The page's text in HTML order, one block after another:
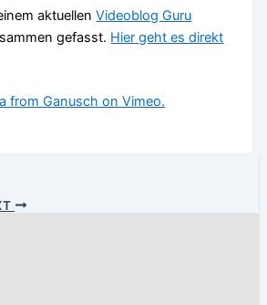
aktuellenVideoblog Guru
gefasst. Hier geht es direkt
from Ganusch on Vimeo.